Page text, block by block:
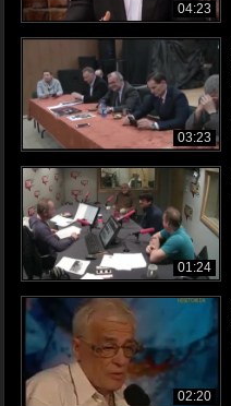
04:23
03:23
01:24
02:20